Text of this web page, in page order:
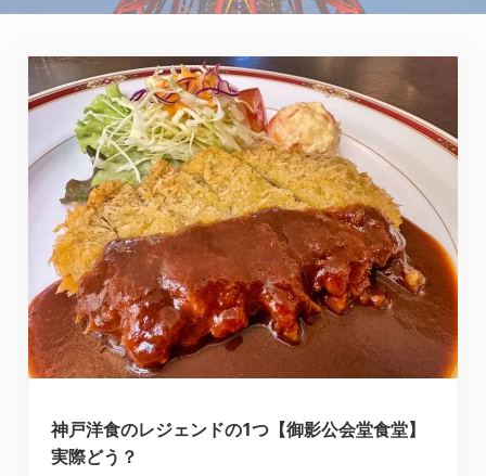
神戸洋食のレジェンドの1つ【御影公会堂食堂】
実際どう？